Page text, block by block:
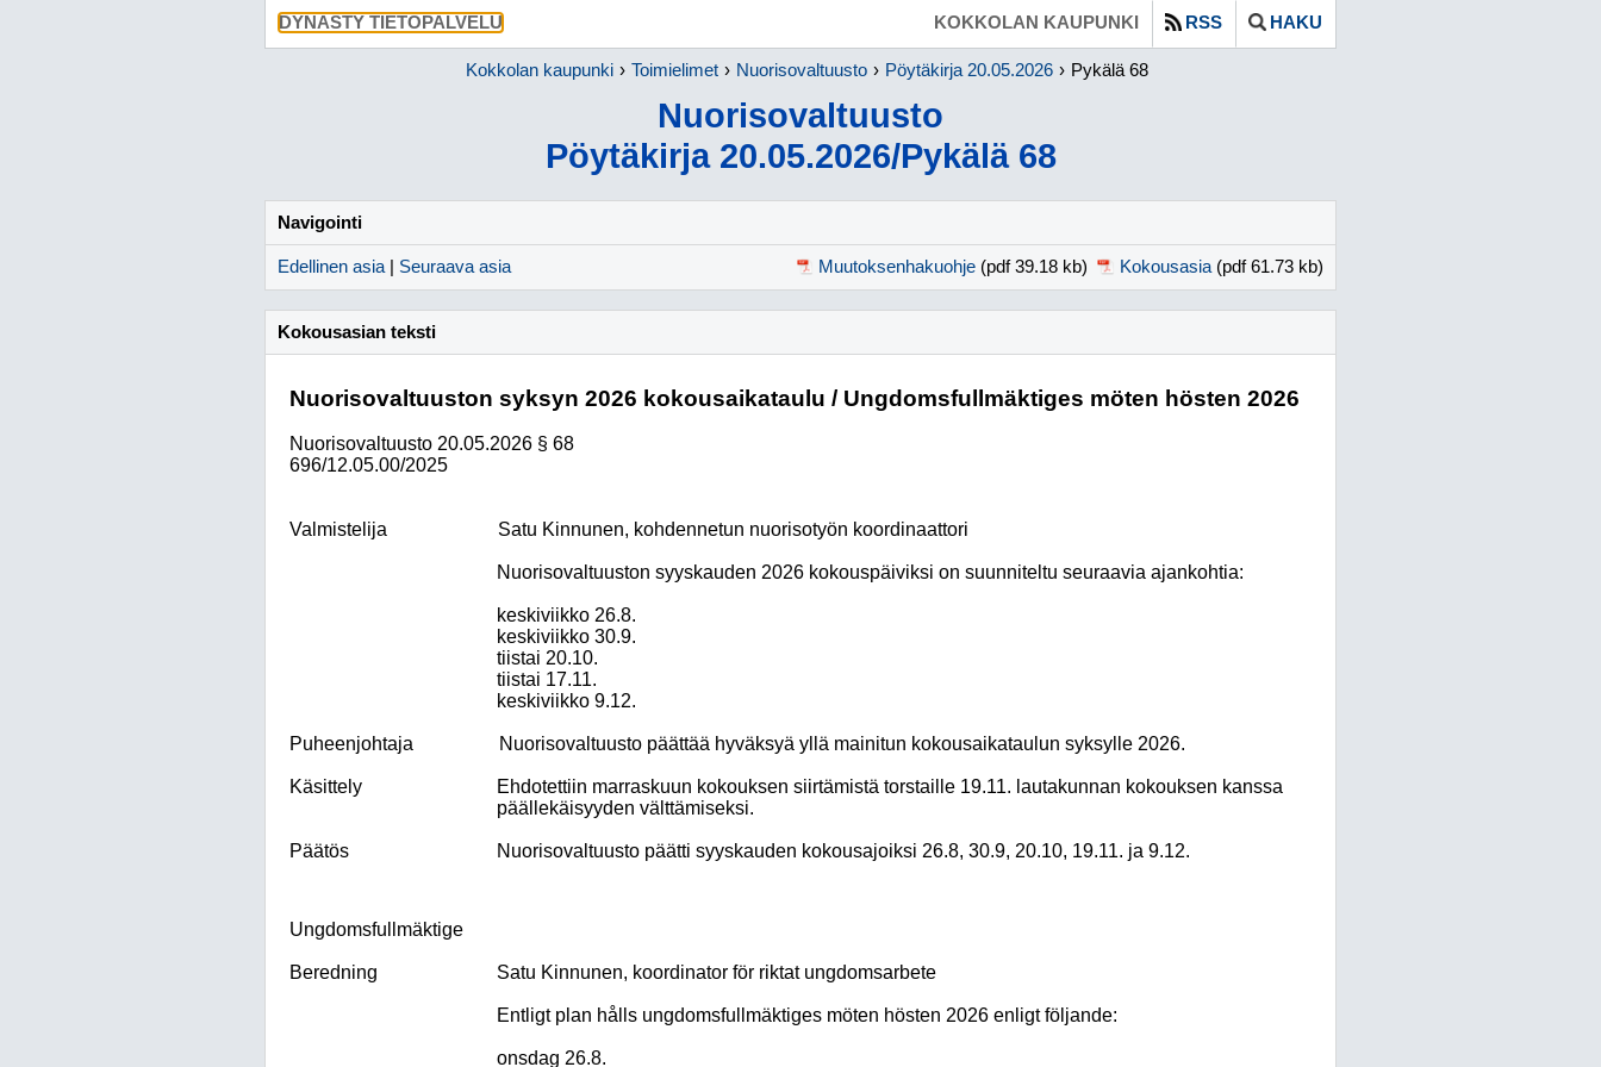
DYNASTY TIETOPALVELU SIIRRY SUORAAN PÄÄSISÄLTÖÖNKOKKOLAN KAUPUNKI RSS HAKU
Kokkolan kaupunki Toimielimet Nuorisovaltuusto Pöytäkirja 20.05.2026 Pykälä 68
Nuorisovaltuusto
Pöytäkirja 20.05.2026/Pykälä 68
Navigointi
Edellinen asia Seuraava asia Muutoksenhakuohje (pdf 39.18 kb) Kokousasia (pdf 61.73 kb)
Kokousasian teksti
Nuorisovaltuuston syksyn 2026 kokousaikataulu / Ungdomsfullmäktiges möten hösten 2026
Nuorisovaltuusto 20.05.2026 § 68
696/12.05.00/2025
Valmistelija Satu Kinnunen, kohdennetun nuorisotyön koordinaattori
Nuorisovaltuuston syyskauden 2026 kokouspäiviksi on suunniteltu seuraavia ajankohtia:
keskiviikko 26.8.
keskiviikko 30.9.
tiistai 20.10.
tiistai 17.11.
keskiviikko 9.12.
Puheenjohtaja Nuorisovaltuusto päättää hyväksyä yllä mainitun kokousaikataulun syksylle 2026.
Käsittely
Ehdotettiin marraskuun kokouksen siirtämistä torstaille 19.11. lautakunnan kokouksen kanssa
päällekäisyyden välttämiseksi.
Päätös Nuorisovaltuusto päätti syyskauden kokousajoiksi 26.8, 30.9, 20.10, 19.11. ja 9.12.
Ungdomsfullmäktige
Beredning Satu Kinnunen, koordinator för riktat ungdomsarbete
Entligt plan hålls ungdomsfullmäktiges möten hösten 2026 enligt följande:
onsdag 26.8.